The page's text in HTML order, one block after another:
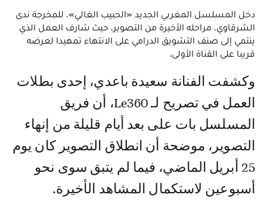
دخل المسلسل المغربي الجديد «الحبيب الغالي»، للمخرجة ندى
الشرقاوي، مراحله الأخيرة من التصوير، حيث شارف العمل الذي
ينتمي إلى صنف التشويق الدرامي على الانتهاء تمهيدا لعرضه
قريبا على القناة الأولى.
وكشفت الفنانة سعيدة باعدي، إحدى بطلات
العمل في تصريح لـ Le360، أن فريق
المسلسل بات على بعد أيام قليلة من إنهاء
التصوير، موضحة أن انطلاق التصوير كان يوم
25 أبريل الماضي، فيما لم يتبق سوى نحو
أسبوعين لاستكمال المشاهد الأخيرة.